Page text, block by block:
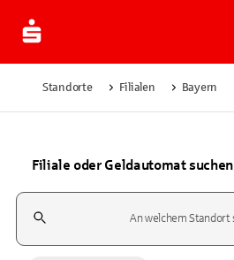
Standorte Filialen Bayern
Filiale oder Geldautomat suchen
Suchfeld